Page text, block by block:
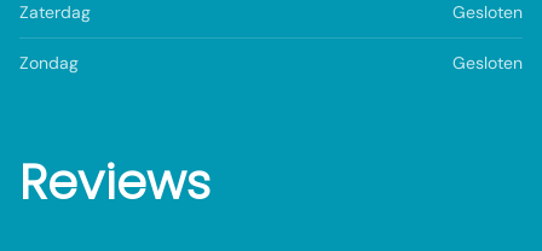
Zaterdag Gesloten
Zondag Gesloten
Reviews